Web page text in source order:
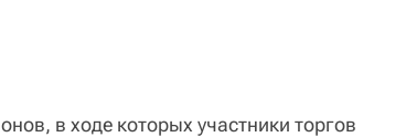
в ходе которых участники торгов